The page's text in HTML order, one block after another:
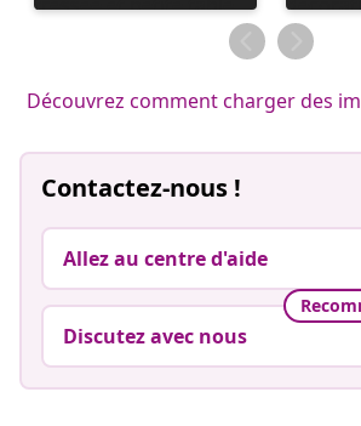
publiée
par
Découvrez comment charger des
Contactez-nous !
Allez au centre d'aide
Discutez avec nous